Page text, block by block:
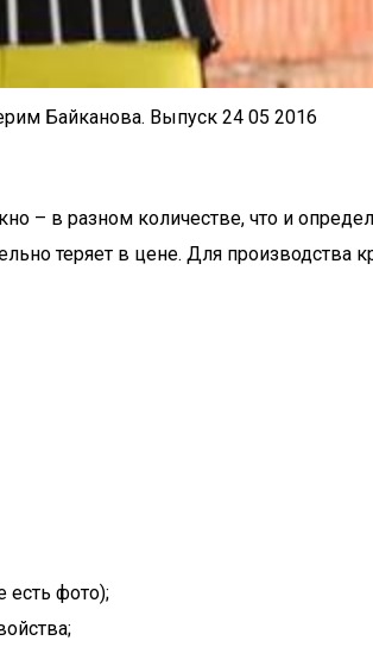
Байканова. Выпуск 24 05 2016
– в разном количестве, что и
теряет в цене. Для производства
есть фото);